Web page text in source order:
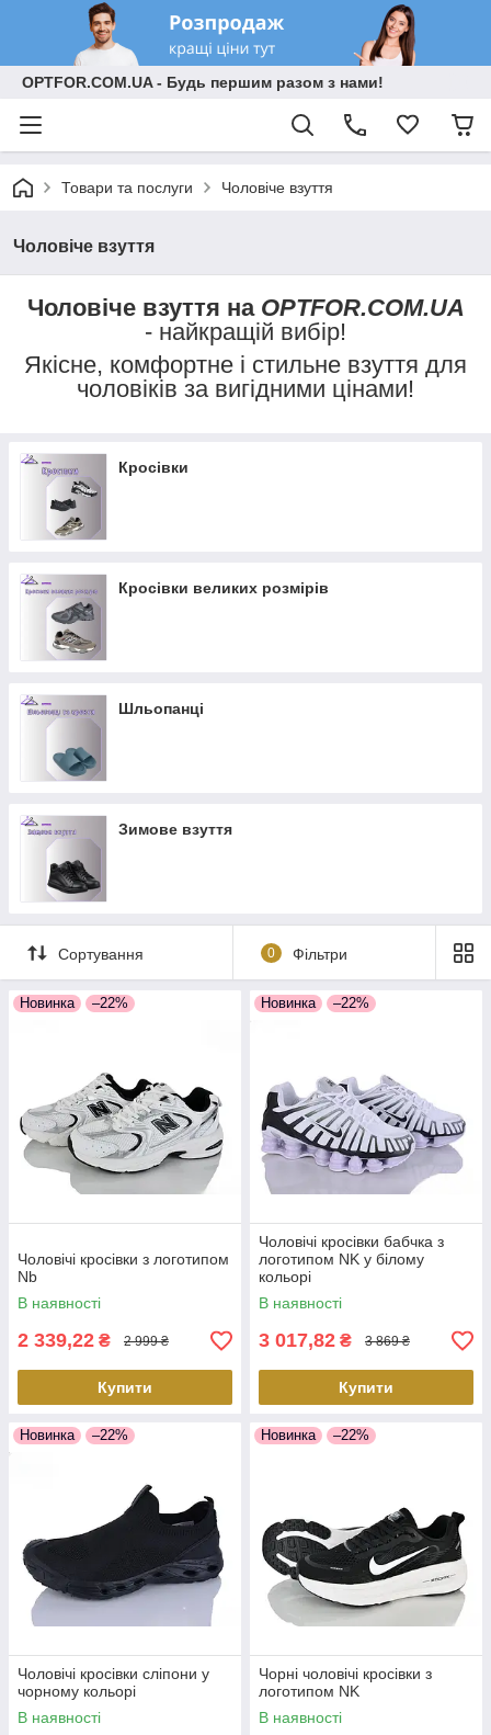
OPTFOR.COM.UA - Будь першим разом з нами!
Товари та послуги Чоловіче взуття
Чоловіче взуття
Чоловіче взуття на OPTFOR.COM.UA
- найкращій вибір!
Якісне, комфортне і стильне взуття для
чоловіків за вигідними цінами!
Кросівки
Кросівки великих розмірів
Шльопанці
Зимове взуття
Сортування 0 Фільтри
Новинка –22%
Чоловічі кросівки з логотипом
Nb
В наявності
2 339,22 ₴ 2 999 ₴
Купити
Новинка –22%
Чоловічі кросівки бабчка з
логотипом NK у білому
кольорі
В наявності
3 017,82 ₴ 3 869 ₴
Купити
Новинка –22%
Чоловічі кросівки сліпони у
чорному кольорі
В наявності
Новинка –22%
Чорні чоловічі кросівки з
логотипом NK
В наявності